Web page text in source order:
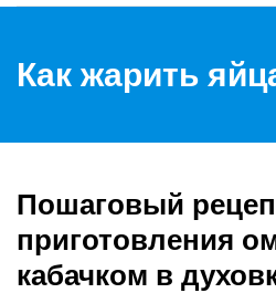
Как жарить
Пошаговый
приготовления
кабачком в